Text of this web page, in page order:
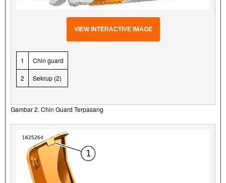
VIEW INTERACTIVE IMAGE
1 Chin guard
2 Sekrup (2)
Gambar 2. Chin Guard Terpasang